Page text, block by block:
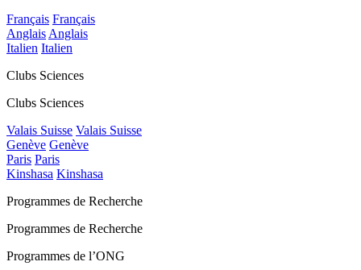
Français Français
Anglais Anglais
Italien Italien
Clubs Sciences
Clubs Sciences
Valais Suisse Valais Suisse
Genève Genève
Paris Paris
Kinshasa Kinshasa
Programmes de Recherche
Programmes de Recherche
Programmes de l’ONG